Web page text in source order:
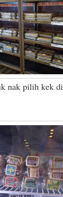
nak pilih kek